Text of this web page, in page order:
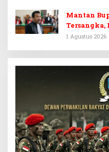
Mantan
Tersangka,
Hukumnya
1 Agustus 2026